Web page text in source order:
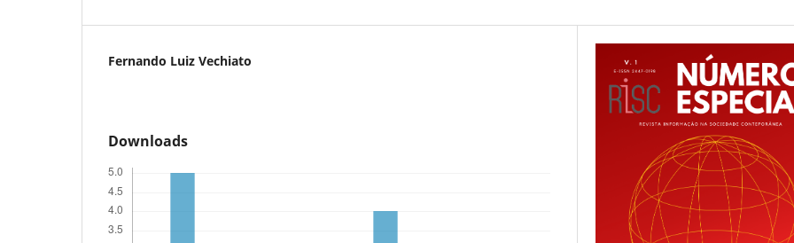
Fernando Luiz Vechiato
Downloads